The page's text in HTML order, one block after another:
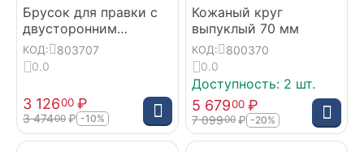
Брусок для правки с
двусторонним
кожаным слоем с
ручкой 360*70
КОД:
803707
0.0
3 12600 ₽
3 47400 ₽ -10%
Кожаный круг
выпуклый 70 мм
КОД:
800370
0.0
Доступность: 2 шт.
5 67900 ₽
7 09900 ₽ -20%